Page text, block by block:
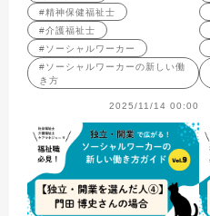
#精神保健福祉士
#介護福祉士
#ソーシャルワーカー
#ソーシャルワーカーの新しい働
き方
2025/11/14 00:00